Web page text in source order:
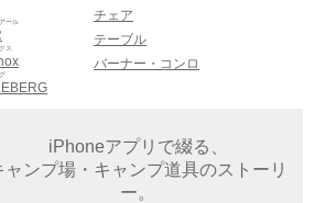
ール
ス
チェア
テーブル
バーナー・コンロ
iPhoneアプリで綴る、
ャンプ場・キャンプ道具のストーリ
ー。